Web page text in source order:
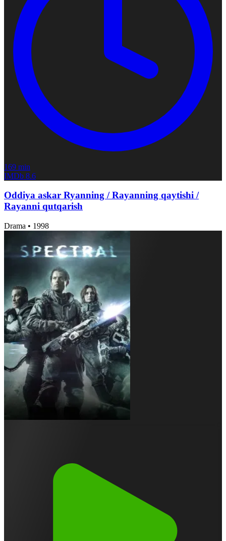
169 min
IMDb 8.6
Oddiya askar Ryanning / Rayanning qaytishi /
Rayanni qutqarish
Drama • 1998